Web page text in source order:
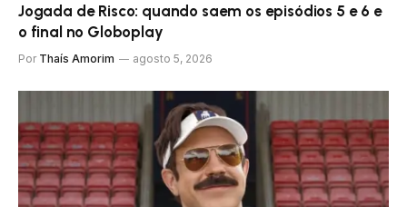
Jogada de Risco: quando saem os episódios 5 e 6 e
o final no Globoplay
Por Thaís Amorim agosto 5, 2026